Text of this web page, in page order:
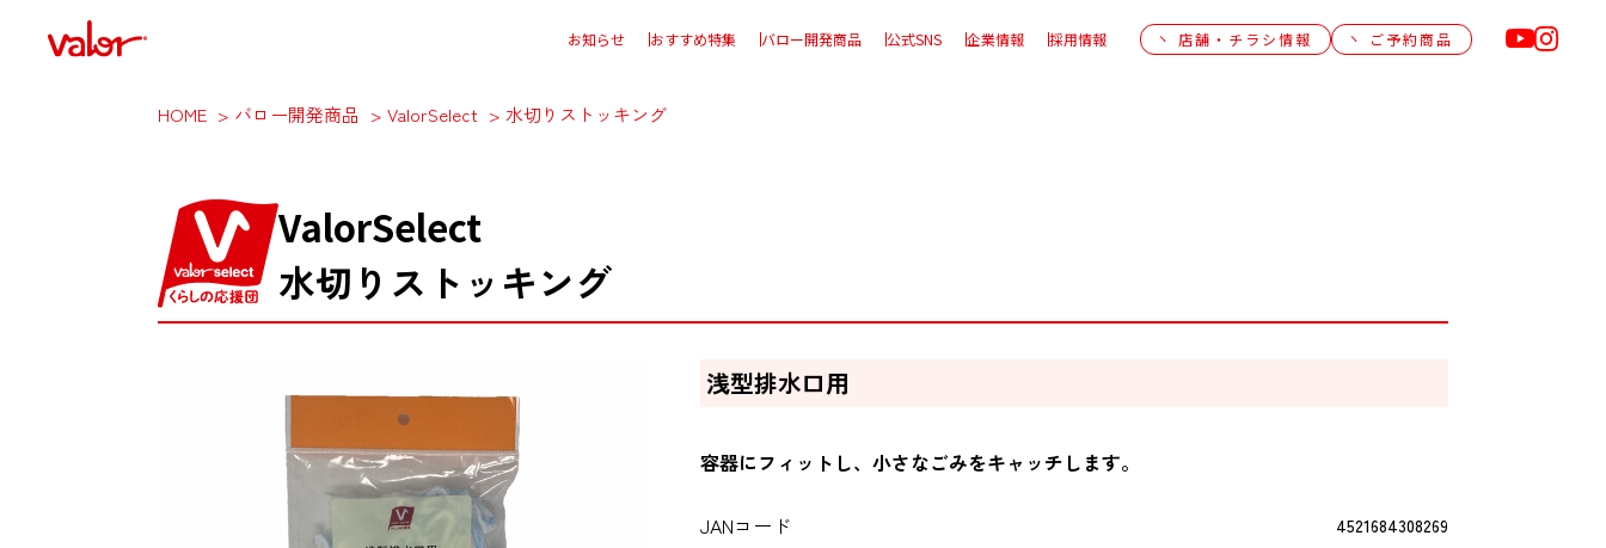
お知らせ おすすめ特集 バロー開発商品 公式SNS 企業情報 採用情報 店舗・チラシ情報 ご予約商品
HOME バロー開発商品 ValorSelect 水切りストッキング
ValorSelect
水切りストッキング
浅型排水口用
容器にフィットし、小さなごみをキャッチします。
JANコード 4521684308269